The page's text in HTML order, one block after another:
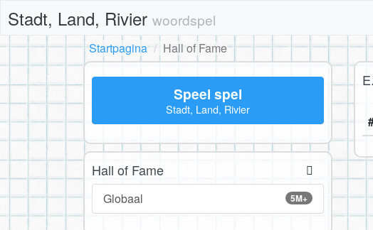
Stadt, Land, Rivier woordspel
Startpagina
Hall of Fame
Speel spel
Stadt, Land, Rivier
Hall of Fame
5M+
Globaal